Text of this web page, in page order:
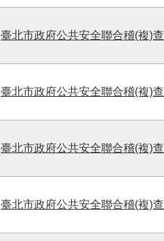
臺北市政府公共安全聯合稽(複)
臺北市政府公共安全聯合稽(複)
臺北市政府公共安全聯合稽(複)
臺北市政府公共安全聯合稽(複)